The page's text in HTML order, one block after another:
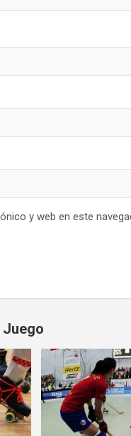
y web en este